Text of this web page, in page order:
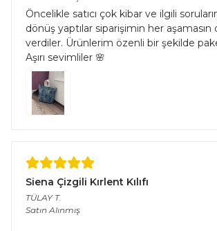
Öncelikle satıcı çok kibar ve ilgili
dönüş yaptılar siparişimin her aşamasın
verdiler. Ürünlerim özenli bir şekilde
Aşırı sevimliler 🌸
Siena Çizgili Kırlent Kılıfı
TÜLAY T.
Satın Alınmış